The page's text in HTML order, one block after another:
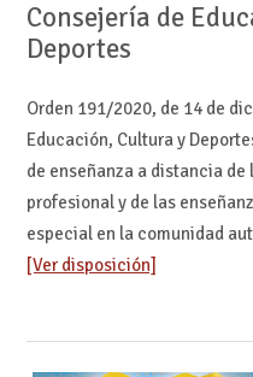
Consejería de
Deportes
Orden 191/2020, de 14 de
Educación, Cultura y
de enseñanza a distancia
profesional y de las
especial en la comunidad
[Ver disposición]